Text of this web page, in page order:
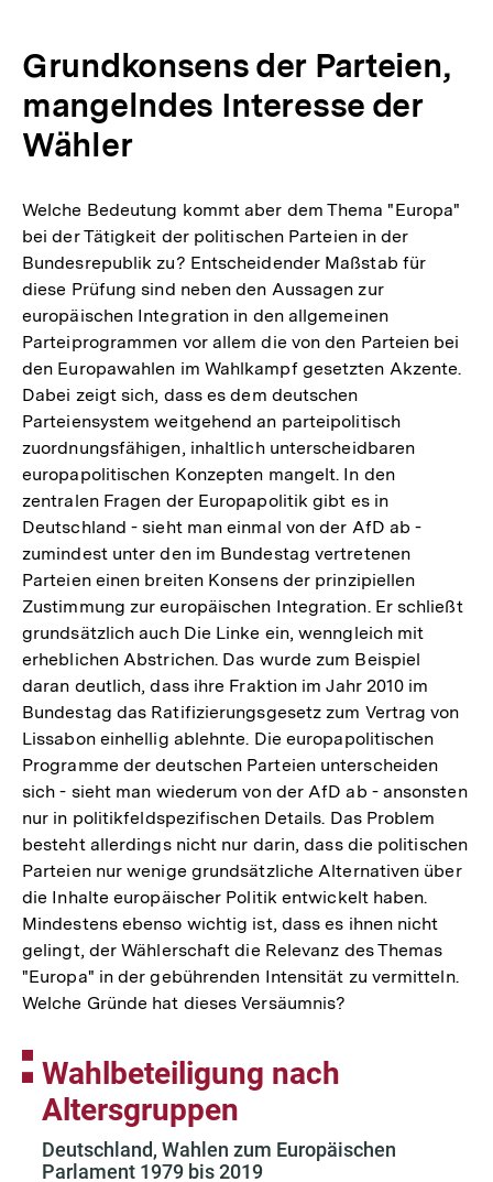
Grundkonsens der Parteien,
mangelndes Interesse der
Wähler
Welche Bedeutung kommt aber dem Thema "Europa"
bei der Tätigkeit der politischen Parteien in der
Bundesrepublik zu? Entscheidender Maßstab für
diese Prüfung sind neben den Aussagen zur
europäischen Integration in den allgemeinen
Parteiprogrammen vor allem die von den Parteien bei
den Europawahlen im Wahlkampf gesetzten Akzente.
Dabei zeigt sich, dass es dem deutschen
Parteiensystem weitgehend an parteipolitisch
zuordnungsfähigen, inhaltlich unterscheidbaren
europapolitischen Konzepten mangelt. In den
zentralen Fragen der Europapolitik gibt es in
Deutschland - sieht man einmal von der AfD ab -
zumindest unter den im Bundestag vertretenen
Parteien einen breiten Konsens der prinzipiellen
Zustimmung zur europäischen Integration. Er schließt
grundsätzlich auch Die Linke ein, wenngleich mit
erheblichen Abstrichen. Das wurde zum Beispiel
daran deutlich, dass ihre Fraktion im Jahr 2010 im
Bundestag das Ratifizierungsgesetz zum Vertrag von
Lissabon einhellig ablehnte. Die europapolitischen
Programme der deutschen Parteien unterscheiden
sich - sieht man wiederum von der AfD ab - ansonsten
nur in politikfeldspezifischen Details. Das Problem
besteht allerdings nicht nur darin, dass die politischen
Parteien nur wenige grundsätzliche Alternativen über
die Inhalte europäischer Politik entwickelt haben.
Mindestens ebenso wichtig ist, dass es ihnen nicht
gelingt, der Wählerschaft die Relevanz des Themas
"Europa" in der gebührenden Intensität zu vermitteln.
Welche Gründe hat dieses Versäumnis?